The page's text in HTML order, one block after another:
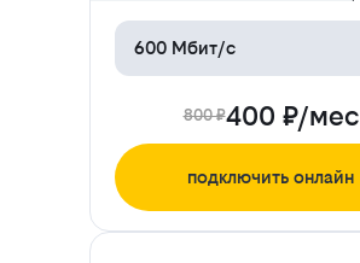
600 Мбит/с
800 ₽400 ₽/мес
подключить онлайн